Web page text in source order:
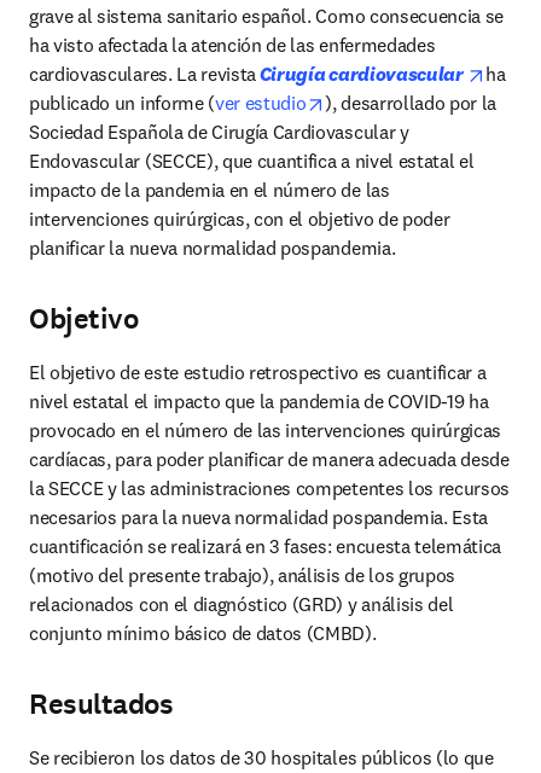
grave al sistema sanitario español. Como consecuencia se
ha visto afectada la atención de las enfermedades
cardiovasculares. La revista Cirugía cardiovascular
ha
publicado un informe (ver estudio opens in new tab/window
), desarrollado por la
Sociedad Española de Cirugía Cardiovascular y
Endovascular (SECCE), que cuantifica a nivel estatal el
impacto de la pandemia en el número de las
intervenciones quirúrgicas, con el objetivo de poder
planificar la nueva normalidad pospandemia.
Objetivo
El objetivo de este estudio retrospectivo es cuantificar a
nivel estatal el impacto que la pandemia de COVID-19 ha
provocado en el número de las intervenciones quirúrgicas
cardíacas, para poder planificar de manera adecuada desde
la SECCE y las administraciones competentes los recursos
necesarios para la nueva normalidad pospandemia. Esta
cuantificación se realizará en 3 fases: encuesta telemática
(motivo del presente trabajo), análisis de los grupos
relacionados con el diagnóstico (GRD) y análisis del
conjunto mínimo básico de datos (CMBD).
Resultados
Se recibieron los datos de 30 hospitales públicos (lo que